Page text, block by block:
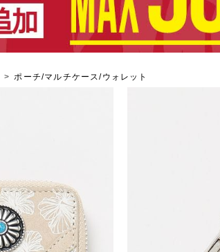
> ポーチ/マルチケース/ウォレット